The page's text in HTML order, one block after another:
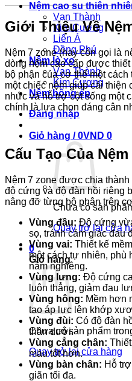
Nệm cao su thiên
Vạn Thành
Kim Cương
Liên Á
Đồng Phú
Nệm lò xo
Vạn Thành
Kim Cương
Nệm bông ép
Đăng nhập
Giỏ hàng /0VND 0
Chưa có sản
Quay trở lại cửa
0
Giỏ hàng
Chưa có sản phẩm
Quay trở lại cửa hàng
Giới Thiệu Về
Nệm 7 zone (hay còn gọi là
dòng nệm cao cấp được
bộ phận của cơ thể một
một chiếc nệm giúp cải
nhức và hỗ trợ cột sống một
chính là lựa chọn đáng cân
Cấu Tạo Của
Nệm 7 zone được chia
độ cứng và độ đàn hồi riêng
nâng đỡ từng bộ phận trên
Vùng đầu: Độ cứng
sọ, tránh cảm giác đau
Vùng vai: Thiết kế
một cách tự nhiên,
nằm nghiêng.
Vùng lưng: Độ cứng
luôn thẳng, giảm đau
Vùng hông: Mềm hơn
tạo áp lực lên khớp
Vùng đùi: Có độ đàn
thân dưới.
Vùng cẳng chân:
máu tốt hơn.
Vùng bàn chân: Hỗ
giãn tối đa.